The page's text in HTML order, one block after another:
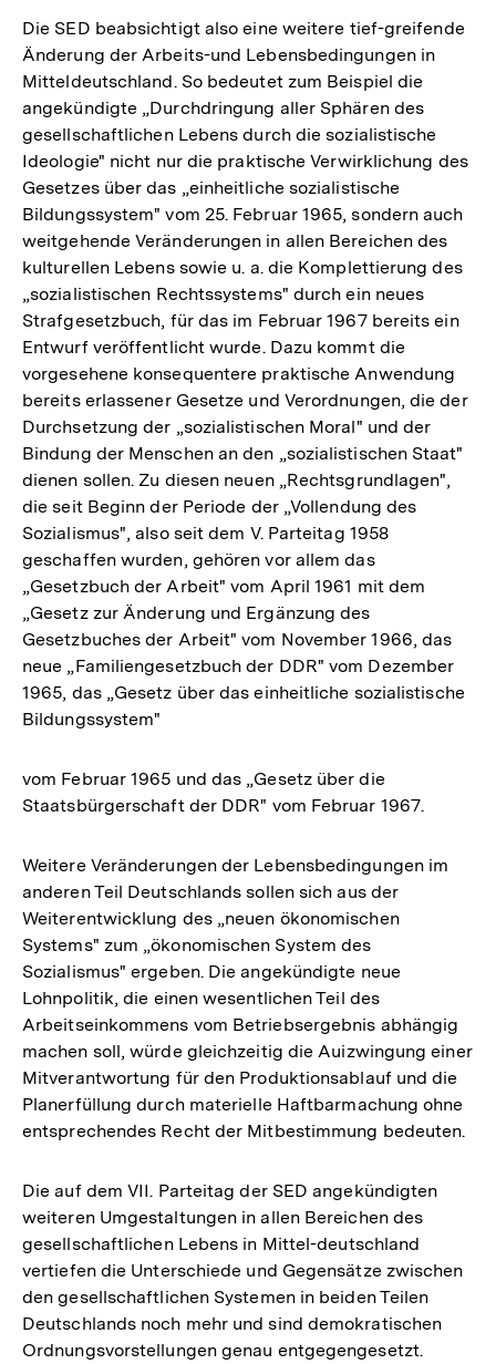
Die SED beabsichtigt also eine weitere tief-greifende
Änderung der Arbeits-und Lebensbedingungen in
Mitteldeutschland. So bedeutet zum Beispiel die
angekündigte „Durchdringung aller Sphären des
gesellschaftlichen Lebens durch die sozialistische
Ideologie" nicht nur die praktische Verwirklichung des
Gesetzes über das „einheitliche sozialistische
Bildungssystem" vom 25. Februar 1965, sondern auch
weitgehende Veränderungen in allen Bereichen des
kulturellen Lebens sowie u. a. die Komplettierung des
„sozialistischen Rechtssystems" durch ein neues
Strafgesetzbuch, für das im Februar 1967 bereits ein
Entwurf veröffentlicht wurde. Dazu kommt die
vorgesehene konsequentere praktische Anwendung
bereits erlassener Gesetze und Verordnungen, die der
Durchsetzung der „sozialistischen Moral" und der
Bindung der Menschen an den „sozialistischen Staat"
dienen sollen. Zu diesen neuen „Rechtsgrundlagen",
die seit Beginn der Periode der „Vollendung des
Sozialismus", also seit dem V. Parteitag 1958
geschaffen wurden, gehören vor allem das
„Gesetzbuch der Arbeit" vom April 1961 mit dem
„Gesetz zur Änderung und Ergänzung des
Gesetzbuches der Arbeit" vom November 1966, das
neue „Familiengesetzbuch der DDR" vom Dezember
1965, das „Gesetz über das einheitliche sozialistische
Bildungssystem"
vom Februar 1965 und das „Gesetz über die
Staatsbürgerschaft der DDR" vom Februar 1967.
Weitere Veränderungen der Lebensbedingungen im
anderen Teil Deutschlands sollen sich aus der
Weiterentwicklung des „neuen ökonomischen
Systems" zum „ökonomischen System des
Sozialismus" ergeben. Die angekündigte neue
Lohnpolitik, die einen wesentlichen Teil des
Arbeitseinkommens vom Betriebsergebnis abhängig
machen soll, würde gleichzeitig die Auizwingung einer
Mitverantwortung für den Produktionsablauf und die
Planerfüllung durch materielle Haftbarmachung ohne
entsprechendes Recht der Mitbestimmung bedeuten.
Die auf dem VII. Parteitag der SED angekündigten
weiteren Umgestaltungen in allen Bereichen des
gesellschaftlichen Lebens in Mittel-deutschland
vertiefen die Unterschiede und Gegensätze zwischen
den gesellschaftlichen Systemen in beiden Teilen
Deutschlands noch mehr und sind demokratischen
Ordnungsvorstellungen genau entgegengesetzt.